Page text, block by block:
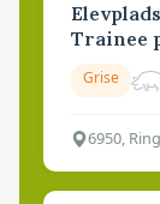
Trainee
Grise
6950,